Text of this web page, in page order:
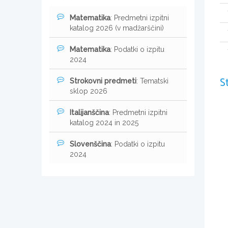
Matematika: Predmetni izpitni
katalog 2026 (v madžarščini)
Matematika: Podatki o izpitu
2024
Strokovni predmeti: Tematski
sklop 2026
Italijanščina: Predmetni izpitni
katalog 2024 in 2025
Slovenščina: Podatki o izpitu
2024